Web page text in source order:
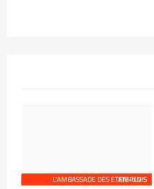
L’AMBASSADE DES ETATS-UNIS EMPLOIS